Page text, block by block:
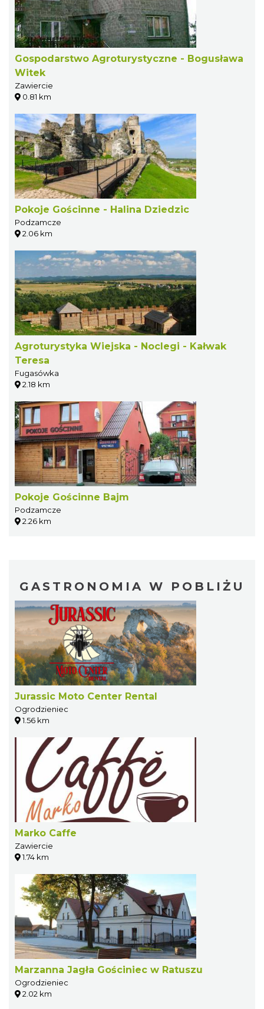
Gospodarstwo Agroturystyczne - Bogusława
Witek
Zawiercie
0.81 km
Pokoje Gościnne - Halina Dziedzic
Podzamcze
2.06 km
Agroturystyka Wiejska - Noclegi - Kałwak
Teresa
Fugasówka
2.18 km
Pokoje Gościnne Bajm
Podzamcze
2.26 km
GASTRONOMIA W POBLIŻU
Jurassic Moto Center Rental
Ogrodzieniec
1.56 km
Marko Caffe
Zawiercie
1.74 km
Marzanna Jagła Gościniec w Ratuszu
Ogrodzieniec
2.02 km